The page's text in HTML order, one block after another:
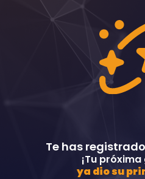
Te has
¡Tu
ya dio su